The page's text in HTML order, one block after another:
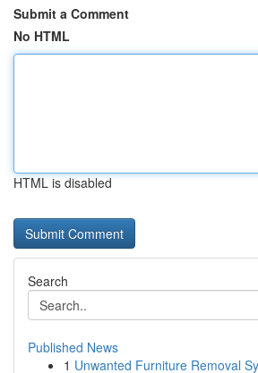
Submit a Comment
No HTML
HTML is disabled
Search
Published News
1 Unwanted Furniture Removal